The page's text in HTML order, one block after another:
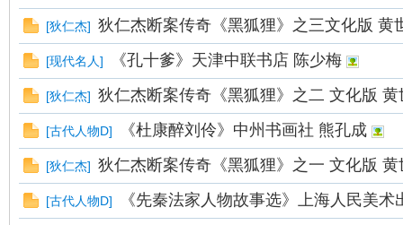
[狄仁杰] 狄仁杰断案传奇《黑狐狸》之三文化版 黄
[现代名人] 《孔十爹》天津中联书店 陈少梅
[狄仁杰] 狄仁杰断案传奇《黑狐狸》之二 文化版 黄
[古代人物D] 《杜康醉刘伶》中州书画社 熊孔成
[狄仁杰] 狄仁杰断案传奇《黑狐狸》之一 文化版 黄
[古代人物D] 《先秦法家人物故事选》上海人民美术